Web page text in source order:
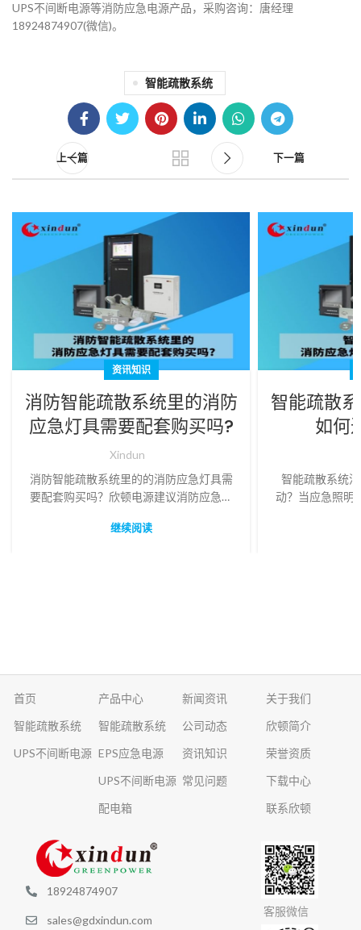
UPS不间断电源等消防应急电源产品，采购咨询：唐经理
18924874907(微信)。
智能疏散系统
上一篇 下一篇
资讯知识
消防智能疏散系统里的消防
应急灯具需要配套购买吗?
Xindun
消防智能疏散系统里的的消防应急灯具需
要配套购买吗？欣顿电源建议消防应急灯
配套购买能确保系统的完整性、功能性和
继续阅读
9月
智能疏散
如何
智能疏散系统
动？当应急照明
首页
智能疏散系统
UPS不间断电源
产品中心
智能疏散系统
EPS应急电源
UPS不间断电源
配电箱
新闻资讯
公司动态
资讯知识
常见问题
关于我们
欣顿简介
荣誉资质
下载中心
联系欣顿
18924874907
sales@gdxindun.com
客服微信